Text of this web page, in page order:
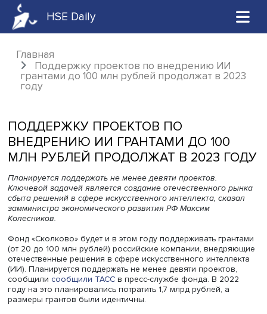
HSE Daily
Главная
Поддержку проектов по внедрению ИИ
грантами до 100 млн рублей продолжат в
ПОДДЕРЖКУ ПРОЕКТОВ ПО
ВНЕДРЕНИЮ ИИ ГРАНТАМИ ДО 100
МЛН РУБЛЕЙ ПРОДОЛЖАТ В 2023
Планируется поддержать не менее девяти проектов.
Ключевой задачей является создание отечественного
замминистра экономического развития РФ Максим
Колесников.
Фонд «Сколково» будет и в этом году поддерживать
(от 20 до 100 млн рублей) российские компании,
отечественные решения в сфере искусственного